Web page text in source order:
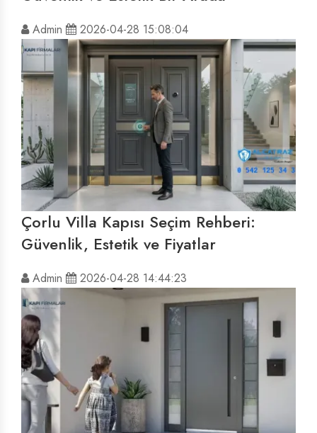
Admin 2026-04-28 15:08:04
Çorlu Villa Kapısı Seçim Rehberi:
Güvenlik, Estetik ve Fiyatlar
Admin 2026-04-28 14:44:23